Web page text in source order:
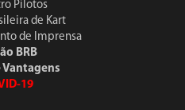
Pilotos
de Kart
de Imprensa
BRB
Vantagens
19